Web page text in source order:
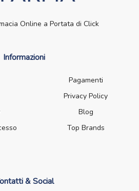
Online a Portata di Click
Informazioni
Pagamenti
Privacy Policy
Blog
Top Brands
& Social